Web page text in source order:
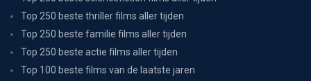
Top 250 beste thriller films aller tijden
Top 250 beste familie films aller tijden
Top 250 beste actie films aller tijden
Top 100 beste films van de laatste jaren